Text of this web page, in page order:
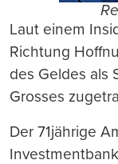
Laut einem
Richtung
des Geldes als
Grosses
Der 71jährige